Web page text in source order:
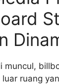
muncul,
ruang